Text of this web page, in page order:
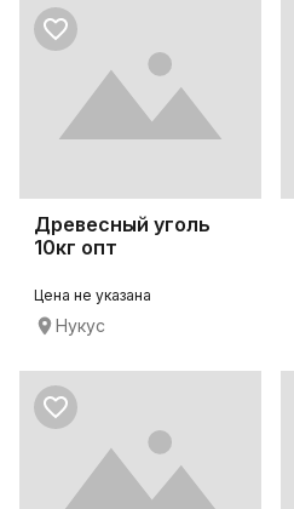
Древесный уголь
10кг опт
Цена не указана
Нукус